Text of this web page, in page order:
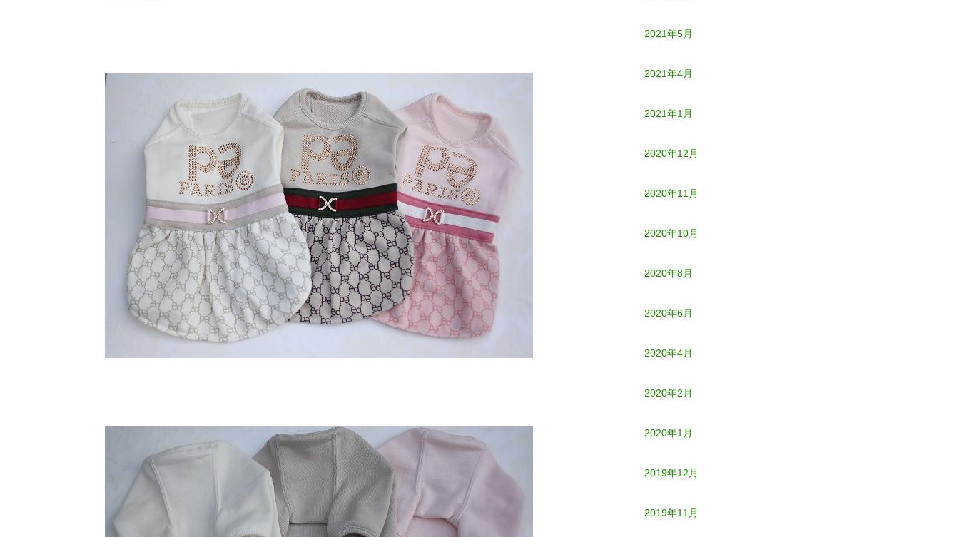
2021年5月
2021年4月
2021年1月
2020年12月
2020年11月
2020年10月
2020年8月
2020年6月
2020年4月
2020年2月
2020年1月
2019年12月
2019年11月